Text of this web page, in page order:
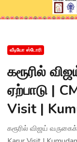
வீடியோ ஸ்டோரி
கரூரில்
ஏற்பாடு |
Visit |
கரூரில் விஜய்